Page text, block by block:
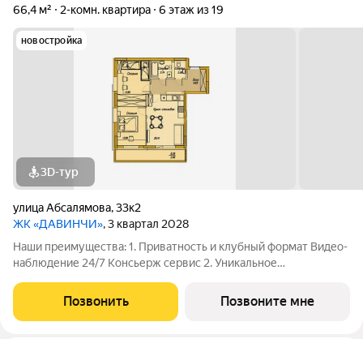
66,4 м² 2-комн. квартира 6 этаж из 19
новостройка
3D-тур
улица Абсалямова,33к2
ЖК «ДАВИНЧИ», 3 квартал 2028
Наши преимущества: 1. Приватность и клубный формат Видео-
наблюдение 24/7 Консьерж сервис 2. Уникальное
этаже Библиотека Спортивная зона Детский уголок 3.
Комфортный паркинг Закрытый паркинг на 1
Позвонить Позвоните мне